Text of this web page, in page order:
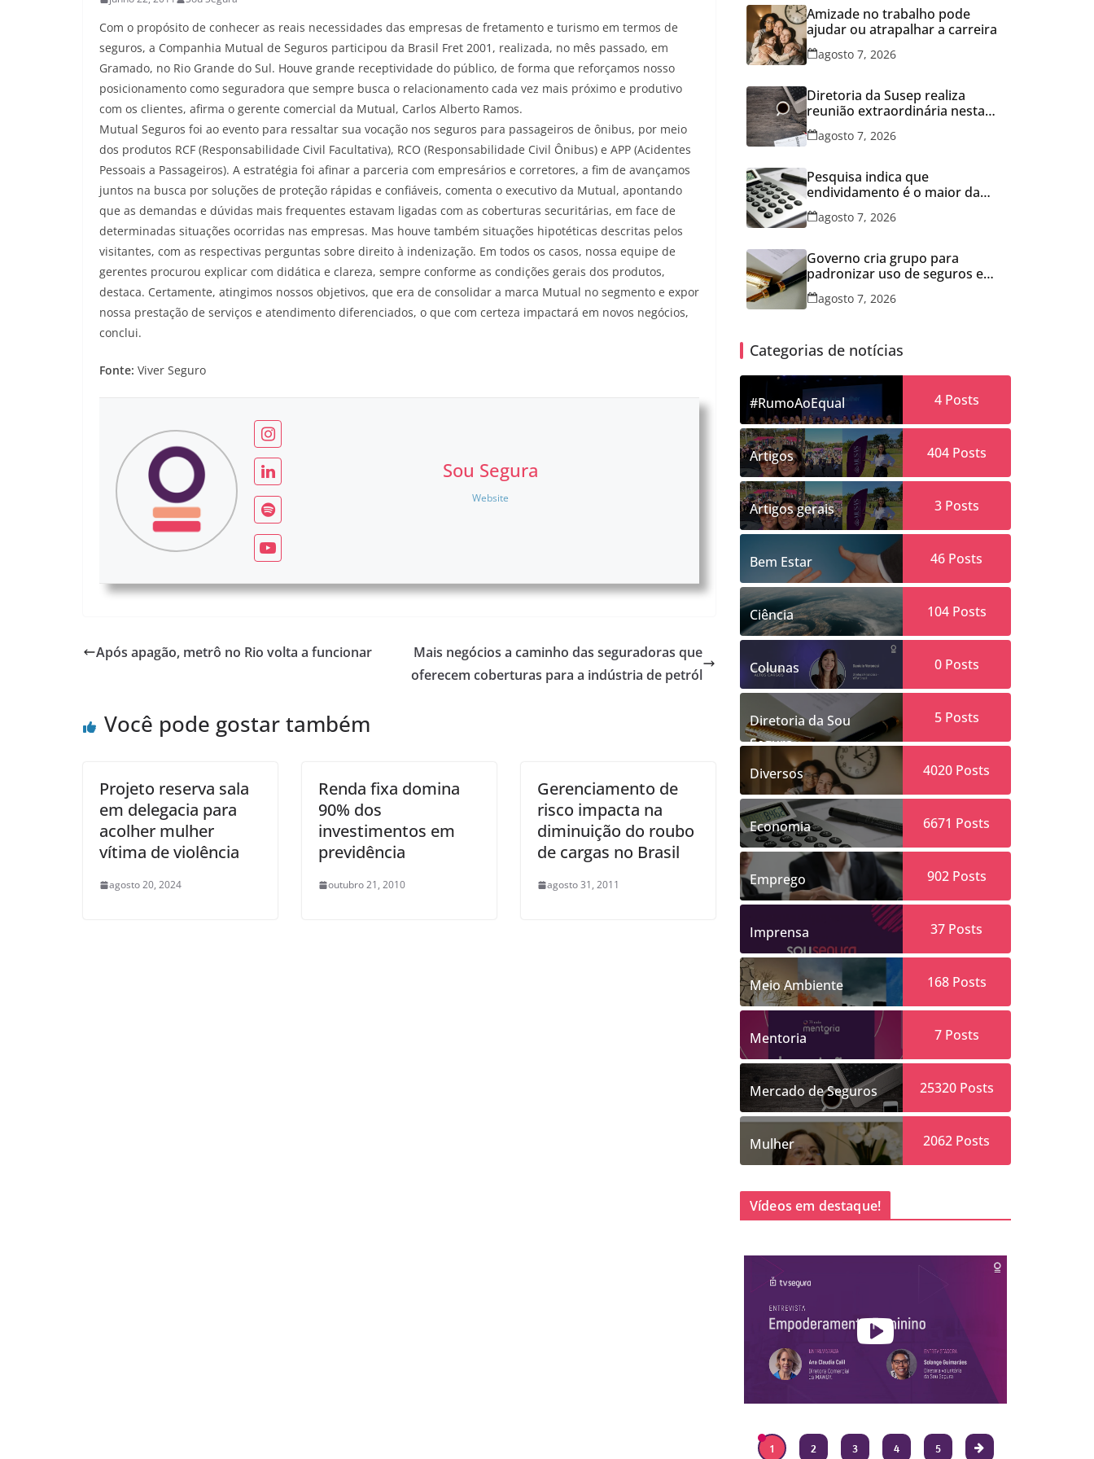
Com o propósito de conhecer as reais necessidades das empresas de fretamento e turismo em termos de
seguros, a Companhia Mutual de Seguros participou da Brasil Fret 2001, realizada, no mês passado, em
Gramado, no Rio Grande do Sul. Houve grande receptividade do público, de forma que reforçamos nosso
posicionamento como seguradora que sempre busca o relacionamento cada vez mais próximo e produtivo
com os clientes, afirma o gerente comercial da Mutual, Carlos Alberto Ramos.
Mutual Seguros foi ao evento para ressaltar sua vocação nos seguros para passageiros de ônibus, por meio
dos produtos RCF (Responsabilidade Civil Facultativa), RCO (Responsabilidade Civil Ônibus) e APP (Acidentes
Pessoais a Passageiros). A estratégia foi afinar a parceria com empresários e corretores, a fim de avançamos
juntos na busca por soluções de proteção rápidas e confiáveis, comenta o executivo da Mutual, apontando
que as demandas e dúvidas mais frequentes estavam ligadas com as coberturas securitárias, em face de
determinadas situações ocorridas nas empresas. Mas houve também situações hipotéticas descritas pelos
visitantes, com as respectivas perguntas sobre direito à indenização. Em todos os casos, nossa equipe de
gerentes procurou explicar com didática e clareza, sempre conforme as condições gerais dos produtos,
destaca. Certamente, atingimos nossos objetivos, que era de consolidar a marca Mutual no segmento e expor
nossa prestação de serviços e atendimento diferenciados, o que com certeza impactará em novos negócios,
conclui.
Fonte: Viver Seguro
Sou Segura
Website
Após apagão, metrô no Rio volta a funcionar
Mais negócios a caminho das seguradoras que
oferecem coberturas para a indústria de petról
Você pode gostar também
Projeto reserva sala
em delegacia para
acolher mulher
vítima de violência
agosto 20, 2024
Renda fixa domina
90% dos
investimentos em
previdência
outubro 21, 2010
Gerenciamento de
risco impacta na
diminuição do roubo
de cargas no Brasil
agosto 31, 2011
Amizade no trabalho pode
ajudar ou atrapalhar a carreira
agosto 7, 2026
Diretoria da Susep realiza
reunião extraordinária nesta
sexta-feira
agosto 7, 2026
Pesquisa indica que
endividamento é o maior da
série histórica
agosto 7, 2026
Governo cria grupo para
padronizar uso de seguros em
concessões
agosto 7, 2026
Categorias de notícias
#RumoAoEqual 4Posts
Artigos 404Posts
Artigos gerais 3Posts
Bem Estar 46 Posts
Ciência 104Posts
Colunas 0Posts
Diretoria da Sou
Segura
5Posts
Diversos 4020 Posts
Economia 6671 Posts
Emprego 902Posts
Imprensa 37 Posts
Meio Ambiente 168Posts
Mentoria 7Posts
Mercado de Seguros 25320Posts
Mulher 2062 Posts
Vídeos em destaque!
1 2 3 4 5